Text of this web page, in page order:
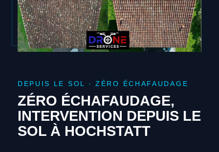
DEPUIS LE SOL · ZÉRO ÉCHAFAUDAGE
ZÉRO ÉCHAFAUDAGE,
INTERVENTION DEPUIS LE
SOL À HOCHSTATT